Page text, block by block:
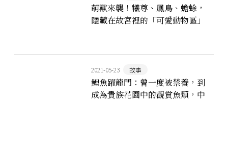
萌獸來襲！犧尊、鳳鳥、蟾蜍，
隱藏在故宮裡的「可愛動物區」
2021-05-23 故事
鯉魚躍龍門：曾一度被禁養，到
成為貴族花園中的觀賞魚類，中